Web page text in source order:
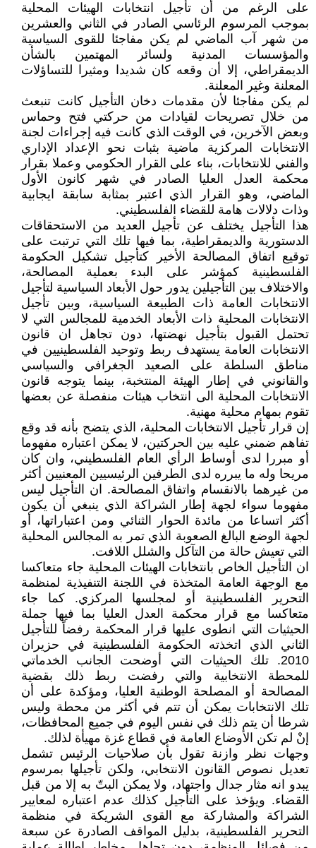
على الرغم من أن تأجيل انتخابات الهيئات المحلية
بموجب المرسوم الرئاسي الصادر في الثاني والعشرين
من شهر آب الماضي لم يكن مفاجئا للقوى السياسية
والمؤسسات المدنية ولسائر المهتمين بالشأن
الديمقراطي، إلا أن وقعه كان شديدا ومثيرا للتساؤلات
المعلنة وغير المعلنة.
لم يكن مفاجئا لأن مقدمات دخان التأجيل كانت تنبعث
من خلال تصريحات لقيادات من حركتي فتح وحماس
وبعض الآخرين، في الوقت الذي كانت فيه إجراءات لجنة
الانتخابات المركزية ماضية بثبات نحو الإعداد الإداري
والفني للانتخابات، بناء على القرار الحكومي وعملا بقرار
محكمة العدل العليا الصادر في شهر كانون الأول
الماضي، وهو القرار الذي اعتبر بمثابة سابقة ايجابية
وذات دلالات هامة للقضاء الفلسطيني.
هذا التأجيل يختلف عن تأجيل العديد من الاستحقاقات
الدستورية والديمقراطية، بما فيها تلك التي ترتبت على
توقيع اتفاق المصالحة الأخير كتأجيل تشكيل الحكومة
الفلسطينية كمؤشر على البدء بعملية المصالحة،
والاختلاف بين التأجيلين يدور حول الأبعاد السياسية لتأجيل
الانتخابات العامة ذات الطبيعة السياسية، وبين تأجيل
الانتخابات المحلية ذات الأبعاد الخدمية للمجالس التي لا
تحتمل القبول بتأجيل نهضتها، دون تجاهل ان قانون
الانتخابات العامة يستهدف ربط وتوحيد الفلسطينيين في
مناطق السلطة على الصعيد الجغرافي والسياسي
والقانوني في إطار الهيئة المنتخبة، بينما يتوجه قانون
الانتخابات المحلية الى انتخاب هيئات منفصلة عن بعضها
تقوم بمهام محلية مهنية.
إن قرار تأجيل الانتخابات المحلية، الذي يتضح بأنه قد وقع
تفاهم ضمني عليه بين الحركتين، لا يمكن اعتباره مفهوما
أو مبررا لدى أوساط الرأي العام الفلسطيني، وان كان
مريحا وله ما يبرره لدى الطرفين الرئيسيين المعنيين أكثر
من غيرهما بالانقسام واتفاق المصالحة. ان التأجيل ليس
مفهوما سواء لجهة إطار الشراكة الذي ينبغي أن يكون
أكثر اتساعا من مائدة الحوار الثنائي ومن اعتباراتها، أو
لجهة الوضع البالغ الصعوبة الذي تمر به المجالس المحلية
التي تعيش حالة من التآكل والشلل اللافت.
ان التأجيل الخاص بانتخابات الهيئات المحلية جاء متعاكسا
مع الوجهة العامة المتخذة في اللجنة التنفيذية لمنظمة
التحرير الفلسطينية أو لمجلسها المركزي. كما جاء
متعاكسا مع قرار محكمة العدل العليا بما فيها جملة
الحيثيات التي انطوى عليها قرار المحكمة رفضاً للتأجيل
الثاني الذي اتخذته الحكومة الفلسطينية في حزيران
2010. تلك الحيثيات التي أوضحت الجانب الخدماتي
للمحطة الانتخابية والتي رفضت ربط ذلك بقضية
المصالحة أو المصلحة الوطنية العليا، ومؤكدة على أن
تلك الانتخابات يمكن أن تتم في أكثر من محطة وليس
شرطا أن يتم ذلك في نفس اليوم في جميع المحافظات،
إنْ لم تكن الأوضاع العامة في قطاع غزة مهيأة لذلك.
وجهات نظر وازنة تقول بأن صلاحيات الرئيس تشمل
تعديل نصوص القانون الانتخابي، ولكن تأجيلها بمرسوم
يبدو انه مثار جدال واجتهاد، ولا يمكن البتّ به إلا من قبل
القضاء. ويؤخذ على التأجيل كذلك عدم اعتباره لمعايير
الشراكة والمشاركة مع القوى الشريكة في منظمة
التحرير الفلسطينية، بدليل المواقف الصادرة عن سبعة